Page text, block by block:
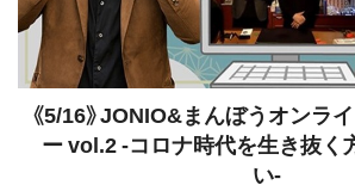
《5/16》JONIO&まんぼうオンラ
ー vol.2-コロナ時代を生き抜く
い-